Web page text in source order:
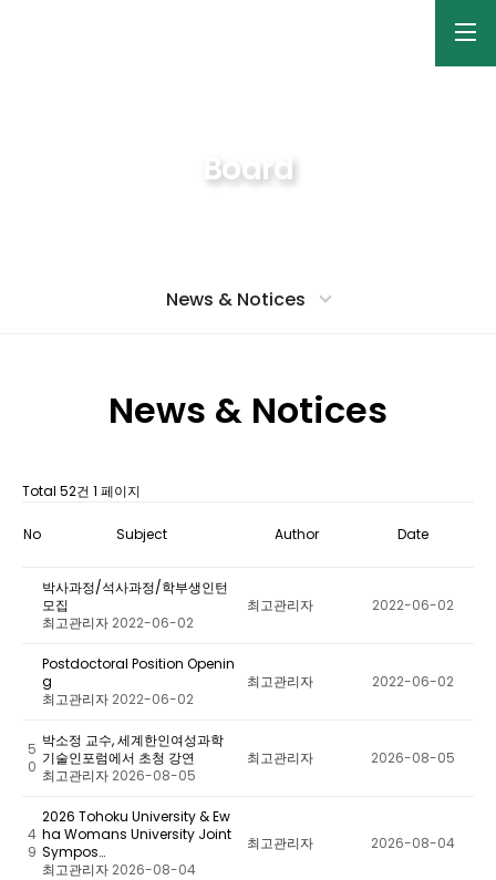
Board
News & Notices
News & Notices
Total 52건 1 페이지
No Subject Author Date
박사과정/석사과정/학부생인턴
모집
최고관리자 2022-06-02
최고관리자 2022-06-02
Postdoctoral Position Openin
g
최고관리자 2022-06-02
최고관리자 2022-06-02
5
0
박소정 교수, 세계한인여성과학
기술인포럼에서 초청 강연
최고관리자 2026-08-05
최고관리자 2026-08-05
4
9
2026 Tohoku University & Ew
ha Womans University Joint
Sympos…
최고관리자 2026-08-04
최고관리자 2026-08-04